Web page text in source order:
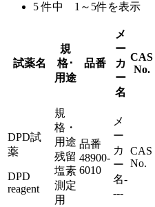
5件中 1～5件を表示
試薬名
規
格･
用途
品番
メ
ー
カ
ー
名
CAS
No.
DPD試
薬
DPD
reagent
規
格・
用途
残留
塩素
測定
用
品番
48900-
6010
メ
ー
カ
ー
名-
---
CAS
No.